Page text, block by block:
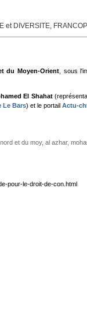
et DIVERSITE,
du Moyen-Orient , sous
El Shahat
Le Bars) et le portailActu-
et du moy, al azhar,
pour-le-droit-de-con.html